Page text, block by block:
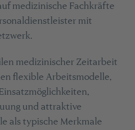
medizinische Fachkräfte
mit
medizinischer Zeitarbeit
flexible Arbeitsmodelle,
und attraktive
als typische Merkmale